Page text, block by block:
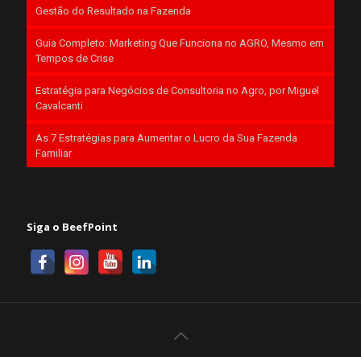
Gestão do Resultado na Fazenda
Guia Completo: Marketing Que Funciona no AGRO, Mesmo em
Tempos de Crise
Estratégia para Negócios de Consultoria no Agro, por Miguel
Cavalcanti
As 7 Estratégias para Aumentar o Lucro da Sua Fazenda
Familiar
Siga o BeefPoint